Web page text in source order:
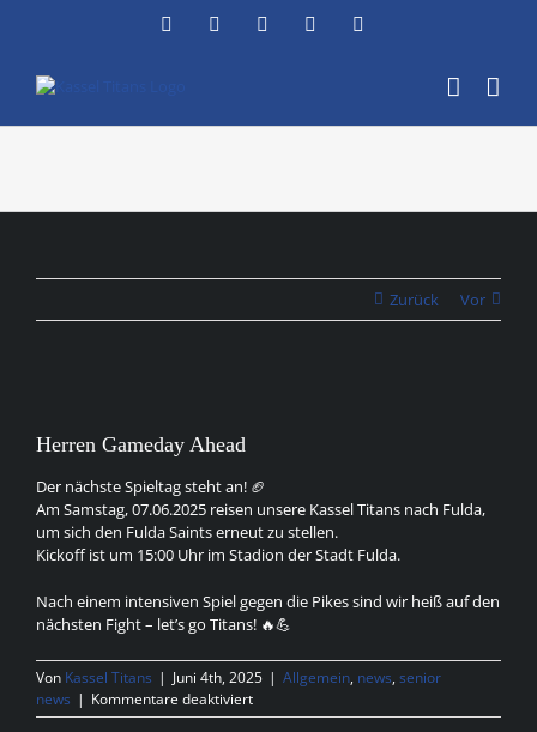
FacebookInstagramYouTubeFlickr
Zurück Vor
Bild
Herren Gameday Ahead
Der nächste Spieltag steht an! 🏈
Am Samstag, 07.06.2025 reisen unsere Kassel Titans nach Fulda,
um sich den Fulda Saints erneut zu stellen.
Kickoff ist um 15:00 Uhr im Stadion der Stadt Fulda.
Nach einem intensiven Spiel gegen die Pikes sind wir heiß auf den
nächsten Fight – let’s go Titans! 🔥💪
Von Kassel Titans | Juni 4th, 2025 | Allgemein, news, senior
news | Kommentare deaktiviertfür
Herren